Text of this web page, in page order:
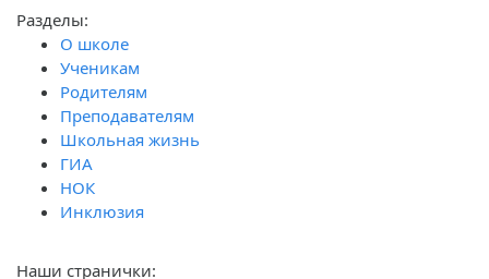
Разделы:
О школе
Ученикам
Родителям
Преподавателям
Школьная жизнь
ГИА
НОК
Инклюзия
Наши странички: